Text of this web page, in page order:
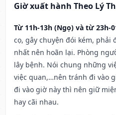
Giờ xuất hành Theo Lý
Từ 11h-13h (Ngọ) và từ 23h-
cọ, gây chuyện đói kém,
nhất nên hoãn lại. Phòng
lây bệnh. Nói chung những
việc quan,…nên tránh đi vào
đi vào giờ này thì nên giữ
hay cãi nhau.